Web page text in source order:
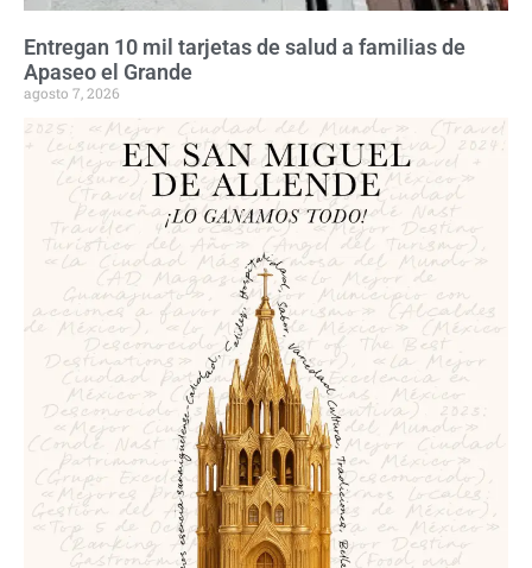
Entregan 10 mil tarjetas de salud a familias de
Apaseo el Grande
agosto 7, 2026